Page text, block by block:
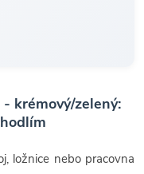
krémový/zelený:
ložnice nebo pracovna